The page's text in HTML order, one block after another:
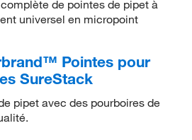
(6)
HLT Ergo-F(1)
de pointes de pipet à
universel en micropoint
Pointes pour
SureStack
pipet avec des pourboires de